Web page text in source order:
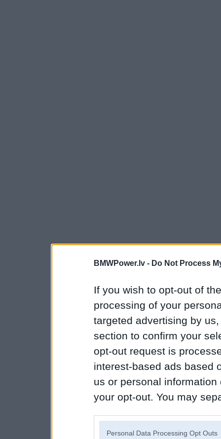
BMWPower.lv - Do Not Process
If you wish to opt-out of
processing of your
targeted advertising by
section to confirm your
opt-out request is
interest-based ads based
us or personal
your opt-out. You may
Personal Data Processing Opt Outs